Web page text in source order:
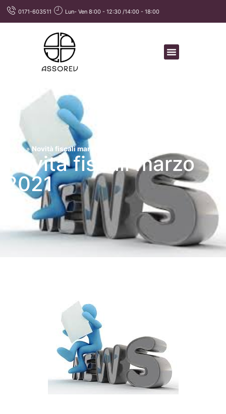
0171-603511 Lun- Ven 8:00 - 12:30 /14:00 - 18:00
Home»Novità fiscali marzo 2021
Novità fiscali marzo
2021